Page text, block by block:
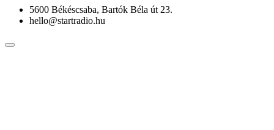
5600 Békéscsaba, Bartók Béla út 23.
hello@startradio.hu